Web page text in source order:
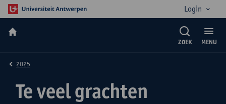
Login
MENU
ZOEK
Te veel grachten
2025